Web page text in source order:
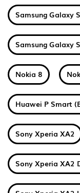
Samsung Galaxy
Samsung Galaxy
Nokia 8
Huawei P Smart
Sony Xperia XA2
Sony Xperia XA2